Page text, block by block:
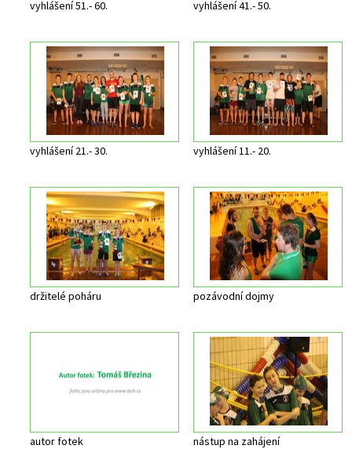
vyhlášení 51.- 60. vyhlášení 41.- 50.
vyhlášení 21.- 30. vyhlášení 11.- 20.
držitelé poháru pozávodní dojmy
autor fotek nástup na zahájení